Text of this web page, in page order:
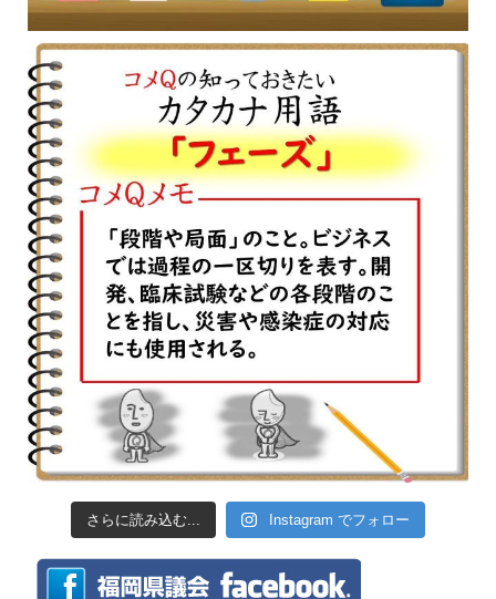
さらに読み込む... Instagram でフォロー